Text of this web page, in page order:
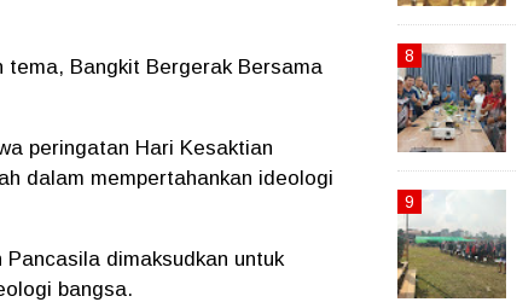
tema, Bangkit Bergerak Bersama
peringatan Hari Kesaktian
dalam mempertahankan ideologi
dimaksudkan untuk
bangsa.